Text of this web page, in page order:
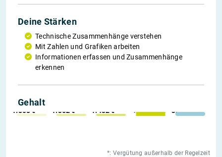
Deine Stärken
Technische Zusammenhänge verstehen
Mit Zahlen und Grafiken arbeiten
Informationen erfassen und Zusammenhänge
erkennen
Gehalt
1. Jahr
1.308 €
1.362 €
1.432 €
1.540 €
3.000 €
*: Vergütung außerhalb der Regelzeit